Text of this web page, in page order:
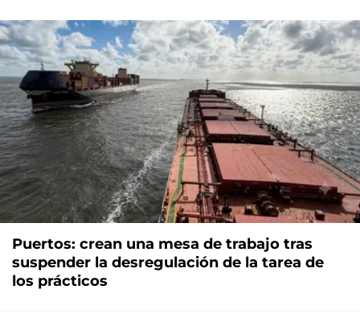
Puertos: crean una mesa de trabajo tras
suspender la desregulación de la tarea de
los prácticos